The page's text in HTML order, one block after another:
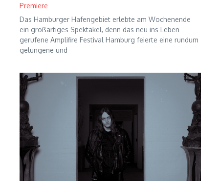
Premiere
Das Hamburger Hafengebiet erlebte am Wochenende
ein großartiges Spektakel, denn das neu ins Leben
gerufene Amplifire Festival Hamburg feierte eine rundum
gelungene und